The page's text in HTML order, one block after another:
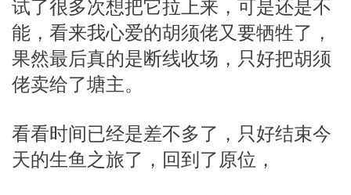
试了很多次想把它拉上来，可是还是不
能，看来我心爱的胡须佬又要牺牲了，
果然最后真的是断线收场，只好把胡须
佬卖给了塘主。
看看时间已经是差不多了，只好结束今
天的生鱼之旅了，回到了原位，